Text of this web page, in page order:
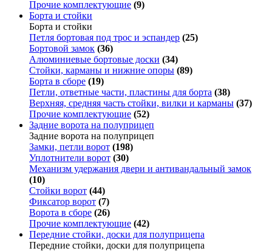
Прочие комплектующие (9)
Борта и стойки
Борта и стойки
Петля бортовая под трос и эспандер (25)
Бортовой замок (36)
Алюминиевые бортовые доски (34)
Стойки, карманы и нижние опоры (89)
Борта в сборе (19)
Петли, ответные части, пластины для борта (38)
Верхняя, средняя часть стойки, вилки и карманы (37)
Прочие комплектующие (52)
Задние ворота на полуприцеп
Задние ворота на полуприцеп
Замки, петли ворот (198)
Уплотнители ворот (30)
Механизм удержания двери и антивандальный замок
(10)
Стойки ворот (44)
Фиксатор ворот (7)
Ворота в сборе (26)
Прочие комплектующие (42)
Передние стойки, доски для полуприцепа
Передние стойки, доски для полуприцепа